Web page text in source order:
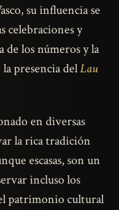
su influencia se
celebraciones y
los números y la
presencia delLau
en diversas
la rica tradición
escasas, son un
incluso los
patrimonio cultural